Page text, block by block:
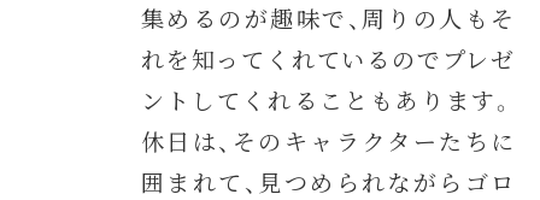
集めるのが趣味で、周りの人もそ
れを知ってくれているのでプレゼ
ントしてくれることもあります。
休日は、そのキャラクターたちに
囲まれて、見つめられながらゴロ